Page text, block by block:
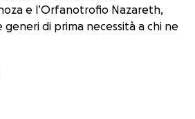
e l’Orfanotrofio Nazareth,
di prima necessità a chi ne